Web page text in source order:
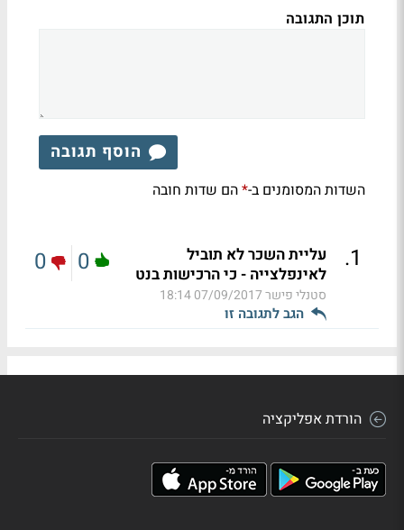
תוכן התגובה
הוסף תגובה
השדות המסומנים ב-*הם שדות חובה
1
.
עליית השכר לא תוביל
לאינפלצייה - כי הרכישות בנט
סטנלי פישר07/09/2017 18:14
הגב לתגובה זו
0
0
הורדת אפליקציה